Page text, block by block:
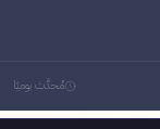
مُحدَّث يوميًا